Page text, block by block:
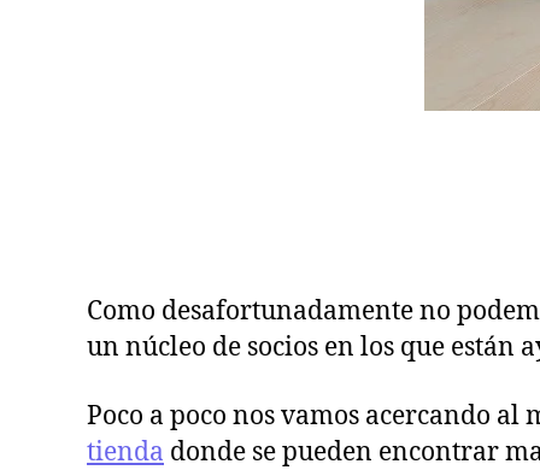
Como desafortunadamente no
un núcleo de socios en los que
Poco a poco nos vamos acercando
tienda donde se pueden encontrar